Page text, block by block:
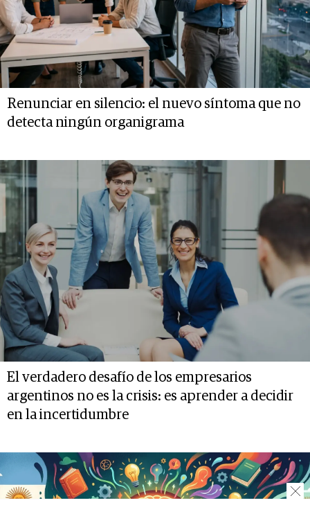
Renunciar en silencio: el nuevo síntoma que no
detecta ningún organigrama
El verdadero desafío de los empresarios
argentinos no es la crisis: es aprender a decidir
en la incertidumbre